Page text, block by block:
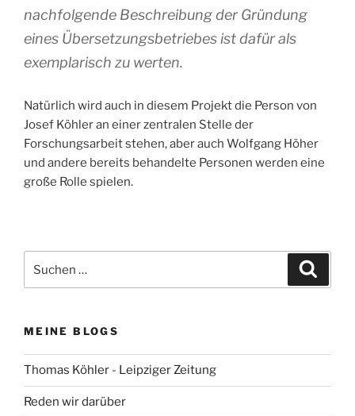
nachfolgende Beschreibung der Gründung
eines Übersetzungsbetriebes ist dafür als
exemplarisch zu werten.
Natürlich wird auch in diesem Projekt die Person von
Josef Köhler an einer zentralen Stelle der
Forschungsarbeit stehen, aber auch Wolfgang Höher
und andere bereits behandelte Personen werden eine
große Rolle spielen.
nach:
MEINE BLOGS
Thomas Köhler - Leipziger Zeitung
Reden wir darüber